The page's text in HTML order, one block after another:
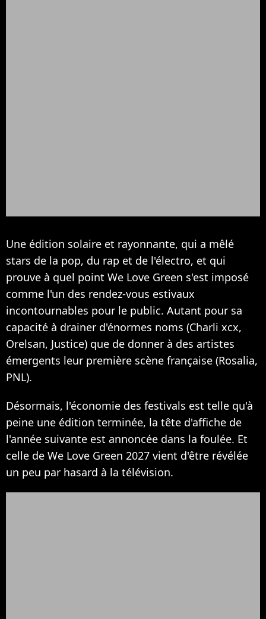
Une édition solaire et rayonnante, qui a mêlé
stars de la pop, du rap et de l'électro, et qui
prouve à quel point We Love Green s'est imposé
comme l'un des rendez-vous estivaux
incontournables pour le public. Autant pour sa
capacité à drainer d'énormes noms (Charli xcx,
Orelsan, Justice) que de donner à des artistes
émergents leur première scène française (Rosalia,
PNL).
Désormais, l'économie des festivals est telle qu'à
peine une édition terminée, la tête d'affiche de
l'année suivante est annoncée dans la foulée. Et
celle de We Love Green 2027 vient d'être révélée
un peu par hasard à la télévision.